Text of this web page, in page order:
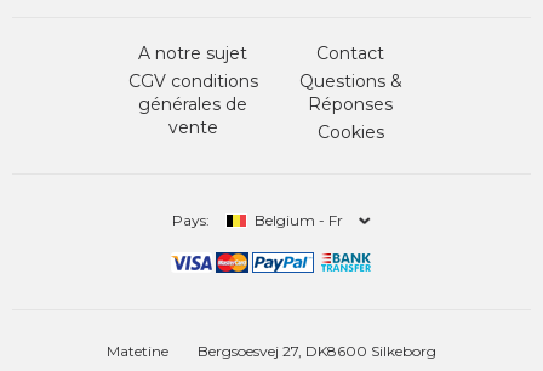
A notre sujet
CGV conditions
générales de
vente
Contact
Questions &
Réponses
Cookies
Pays: Belgium - Fr
Matetine Bergsoesvej 27, DK8600 Silkeborg